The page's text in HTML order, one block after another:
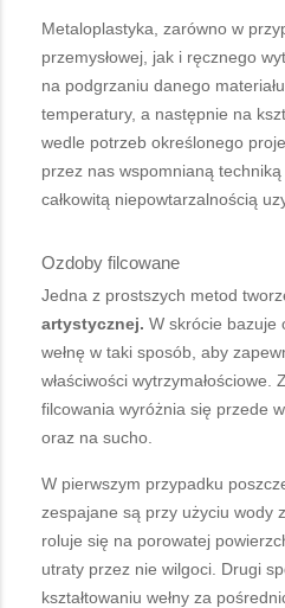
Metaloplastyka, zarówno w
przemysłowej, jak i ręcznego
na podgrzaniu danego
temperatury, a następnie na
wedle potrzeb określonego
przez nas wspomnianą
całkowitą niepowtarzalnością
Ozdoby filcowane
Jedna z prostszych metod
artystycznej. W skrócie bazuje
wełnę w taki sposób, aby
właściwości
filcowania wyróżnia się przede
oraz na sucho.
W pierwszym przypadku
zespajane są przy użyciu wody
roluje się na porowatej
utraty przez nie wilgoci. Drugi
kształtowaniu wełny za